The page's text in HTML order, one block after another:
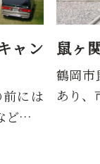
ャン
には
ど…
鼠ヶ
鶴岡市
あり